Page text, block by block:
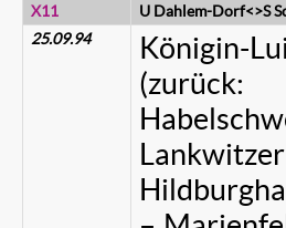
X11
U Dahlem-Dorf<>S
25.09.94
Königin-
(zurück: